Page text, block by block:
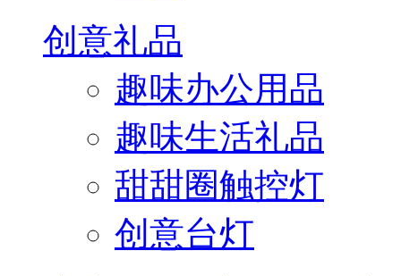
创意礼品
趣味办公用品
趣味生活礼品
甜甜圈触控灯
创意台灯